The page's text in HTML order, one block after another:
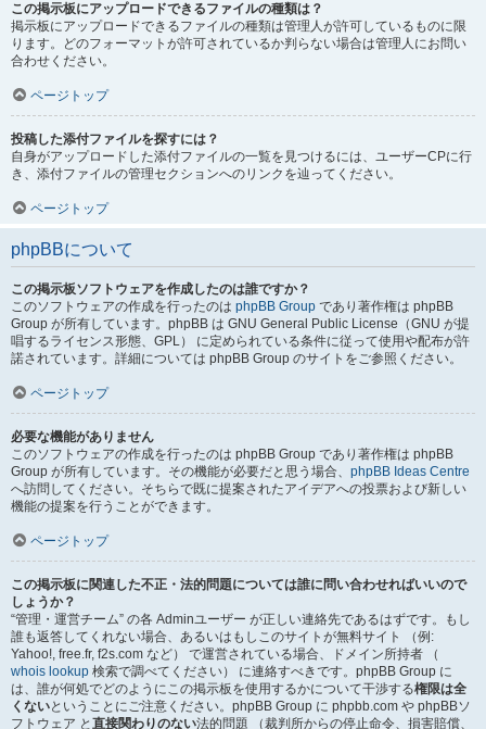
この掲示板にアップロードできるファイルの種類は？
掲示板にアップロードできるファイルの種類は管理人が許可しているものに限
ります。どのフォーマットが許可されているか判らない場合は管理人にお問い
合わせください。
ページトップ
投稿した添付ファイルを探すには？
自身がアップロードした添付ファイルの一覧を見つけるには、ユーザーCPに行
き、添付ファイルの管理セクションへのリンクを辿ってください。
ページトップ
phpBBについて
この掲示板ソフトウェアを作成したのは誰ですか？
このソフトウェアの作成を行ったのは phpBB Group であり著作権は phpBB
Group が所有しています。phpBB は GNU General Public License（GNU が提
唱するライセンス形態、GPL） に定められている条件に従って使用や配布が許
諾されています。詳細については phpBB Group のサイトをご参照ください。
ページトップ
必要な機能がありません
このソフトウェアの作成を行ったのは phpBB Group であり著作権は phpBB
Group が所有しています。その機能が必要だと思う場合、 phpBB Ideas Centre
へ訪問してください。そちらで既に提案されたアイデアへの投票および新しい
機能の提案を行うことができます。
ページトップ
この掲示板に関連した不正・法的問題については誰に問い合わせればいいので
しょうか？
“管理・運営チーム” の各 Adminユーザー が正しい連絡先であるはずです。もし
誰も返答してくれない場合、あるいはもしこのサイトが無料サイト （例:
Yahoo!, free.fr, f2s.com など） で運営されている場合、ドメイン所持者 （
whois lookup 検索で調べてください） に連絡すべきです。phpBB Group に
は、誰が何処でどのようにこの掲示板を使用するかについて干渉する権限は全
くないということにご注意ください。phpBB Group に phpbb.com や phpBBソ
フトウェア と 直接関わりのない法的問題 （裁判所からの停止命令、損害賠償、